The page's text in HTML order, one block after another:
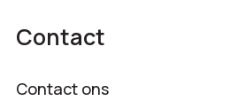
Contact
Contact ons